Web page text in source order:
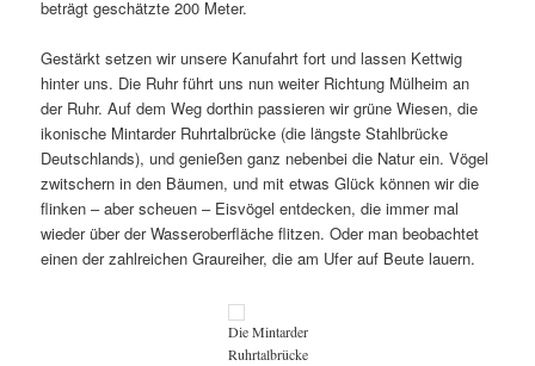
beträgt geschätzte 200 Meter.
Gestärkt setzen wir unsere Kanufahrt fort und lassen Kettwig
hinter uns. Die Ruhr führt uns nun weiter Richtung Mülheim an
der Ruhr. Auf dem Weg dorthin passieren wir grüne Wiesen, die
ikonische Mintarder Ruhrtalbrücke (die längste Stahlbrücke
Deutschlands), und genießen ganz nebenbei die Natur ein. Vögel
zwitschern in den Bäumen, und mit etwas Glück können wir die
flinken – aber scheuen – Eisvögel entdecken, die immer mal
wieder über der Wasseroberfläche flitzen. Oder man beobachtet
einen der zahlreichen Graureiher, die am Ufer auf Beute lauern.
Die Mintarder
Ruhrtalbrücke